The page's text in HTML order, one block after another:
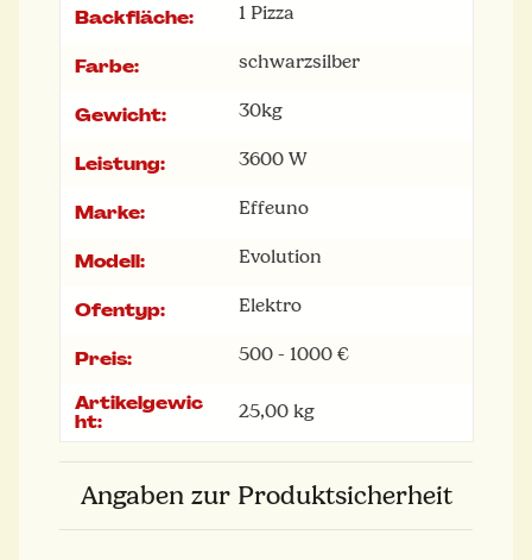
Backfläche: 1 Pizza
Farbe: schwarzsilber
Gewicht: 30kg
Leistung: 3600 W
Marke: Effeuno
Modell: Evolution
Ofentyp: Elektro
Preis: 500 - 1000 €
Artikelgewic
ht:
25,00 kg
Angaben zur Produktsicherheit